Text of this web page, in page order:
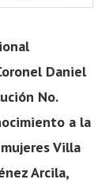
Daniel
No.
a la
Villa
Arcila,